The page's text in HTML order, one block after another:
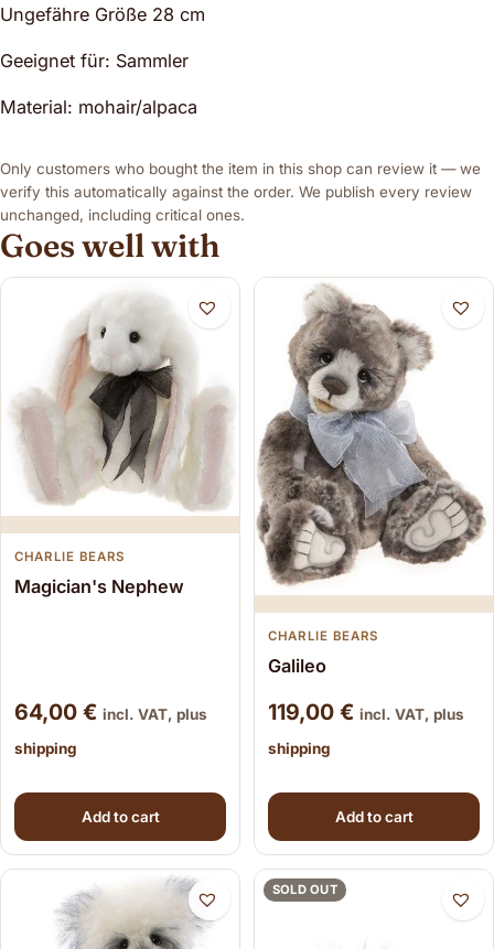
Ungefähre Größe 28 cm
Geeignet für: Sammler
Material: mohair/alpaca
Only customers who bought the item in this shop can review it — we
verify this automatically against the order. We publish every review
unchanged, including critical ones.
Goes well with
CHARLIE BEARS
Magician's Nephew
64,00 € incl. VAT, plus
shipping
Add to cart
CHARLIE BEARS
Galileo
119,00 € incl. VAT, plus
shipping
Add to cart
SOLD OUT